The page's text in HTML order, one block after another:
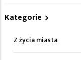
Kategorie
Z życia miasta